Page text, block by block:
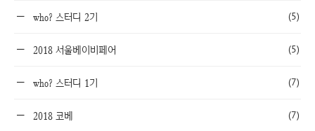
who? 스터디 2기 (5)
2018 서울베이비페어 (5)
who? 스터디 1기 (7)
2018 코베 (7)